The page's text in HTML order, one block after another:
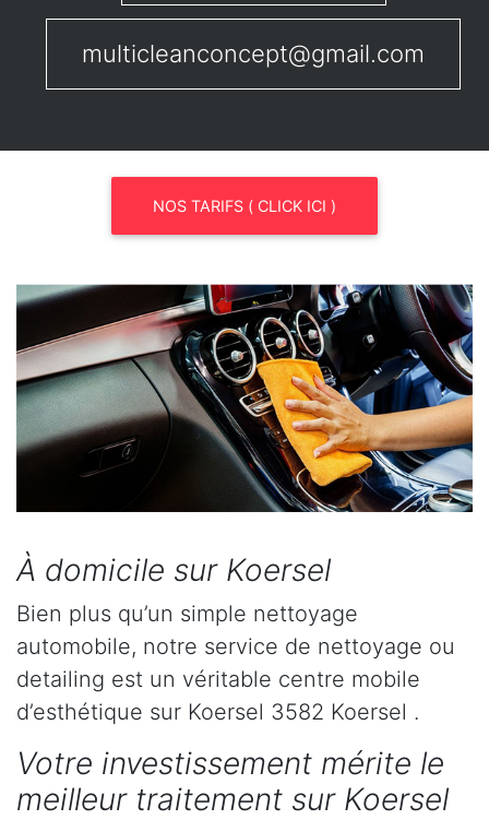
multicleanconcept@gmail.com
NOS TARIFS ( CLICK ICI )
À domicile sur Koersel
Bien plus qu’un simple nettoyage
automobile, notre service de nettoyage ou
detailing est un véritable centre mobile
d’esthétique sur Koersel 3582 Koersel .
Votre investissement mérite le
meilleur traitement sur Koersel